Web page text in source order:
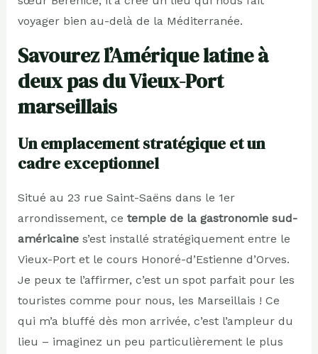
voyager bien au-delà de la Méditerranée.
Savourez l’Amérique latine à
deux pas du Vieux-Port
marseillais
Un emplacement stratégique et un
cadre exceptionnel
Situé au 23 rue Saint-Saëns dans le 1er
arrondissement, ce temple de la gastronomie sud-
américaines’est installé stratégiquement entre le
Vieux-Port et le cours Honoré-d’Estienne d’Orves.
Je peux te l’affirmer, c’est un spot parfait pour les
touristes comme pour nous, les Marseillais ! Ce
qui m’a bluffé dès mon arrivée, c’est l’ampleur du
lieu – imaginez un peu particulièrement le plus